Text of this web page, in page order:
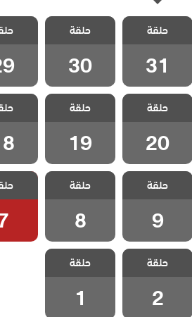
مسلسل لا مكان
لا وطن مدبلج
الحلقة 31
حلقة
31
مسلسل لا مكان
لا وطن مدبلج
الحلقة 30
حلقة
30
مسلسل
لا
مسلسل لا مكان
لا وطن مدبلج
الحلقة 20
حلقة
20
مسلسل لا مكان
لا وطن مدبلج
الحلقة 19
حلقة
19
مسلسل
لا
مسلسل لا مكان
لا وطن مدبلج
الحلقة 9
حلقة
9
مسلسل لا مكان
لا وطن مدبلج
الحلقة 8
حلقة
8
مسلسل
لا
مسلسل لا مكان
لا وطن مدبلج
الحلقة 2
حلقة
2
مسلسل لا مكان
لا وطن مدبلج
الحلقة 1
حلقة
1